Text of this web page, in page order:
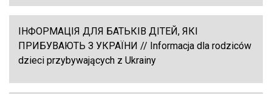
ІНФОРМАЦІЯ ДЛЯ БАТЬКІВ ДІТЕЙ, ЯКІ
ПРИБУВАЮТЬ З УКРАЇНИ // Informacja dla rodziców
dzieci przybywających z Ukrainy